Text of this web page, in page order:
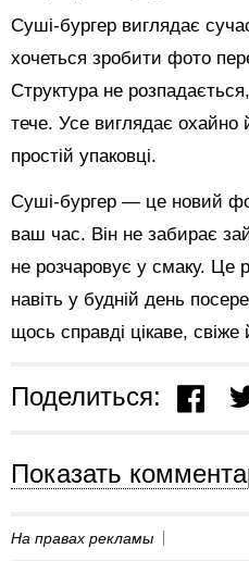
Суші-бургер виглядає
хочеться зробити фото
Структура не
тече. Усе виглядає охайно
простій упаковці.
Суші-бургер — це новий
ваш час. Він не забирає
не розчаровує у смаку. Це
навіть у будній день
щось справді цікаве,
Поделиться:
Показать
На правах рекламы